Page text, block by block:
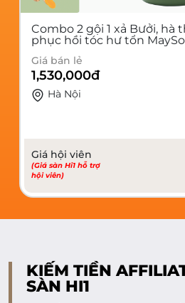
Combo 2 chai dầu xả
Giá bán lẻ
1,050,000đ
Hà Nội
Giá hội viên
(Giá sàn Hi1 hỗ trợ
hội viên)
KIẾM TIỀN
SÀN HI1